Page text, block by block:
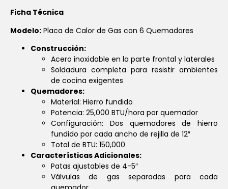
Ficha Técnica
Modelo: Placa de Calor de Gas con 6 Quemadores
Construcción:
Acero inoxidable en la parte frontal y laterales
Soldadura completa para resistir ambientes
de cocina exigentes
Quemadores:
Material: Hierro fundido
Potencia: 25,000 BTU/hora por quemador
Configuración: Dos quemadores de hierro
fundido por cada ancho de rejilla de 12″
Total de BTU: 150,000
Características Adicionales:
Patas ajustables de 4-5″
Válvulas de gas separadas para cada